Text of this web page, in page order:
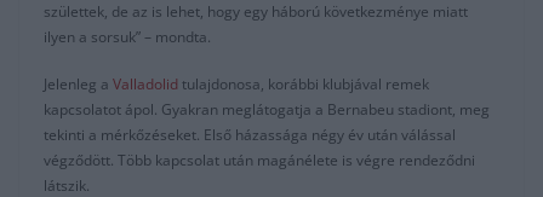
születtek, de az is lehet, hogy egy háború következménye miatt
ilyen a sorsuk” – mondta.
Jelenleg a Valladolid tulajdonosa, korábbi klubjával remek
kapcsolatot ápol. Gyakran meglátogatja a Bernabeu stadiont, meg
tekinti a mérkőzéseket. Első házassága négy év után válással
végződött. Több kapcsolat után magánélete is végre rendeződni
látszik.